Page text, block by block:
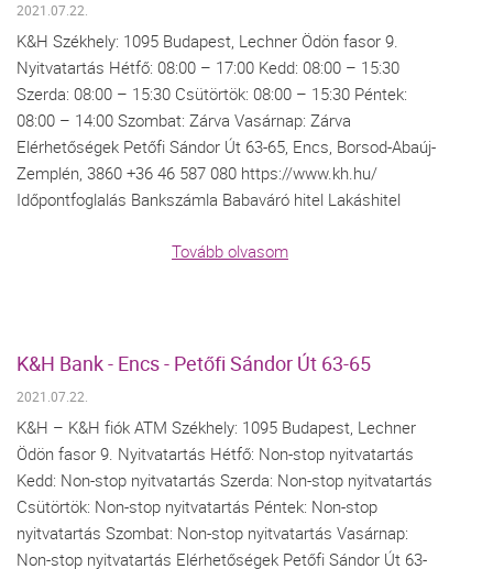
2021.07.22.
K&H Székhely: 1095 Budapest, Lechner Ödön fasor 9.
Nyitvatartás Hétfő: 08:00 – 17:00 Kedd: 08:00 – 15:30
Szerda: 08:00 – 15:30 Csütörtök: 08:00 – 15:30 Péntek:
08:00 – 14:00 Szombat: Zárva Vasárnap: Zárva
Elérhetőségek Petőfi Sándor Út 63-65, Encs, Borsod-Abaúj-
Zemplén, 3860 +36 46 587 080 https://www.kh.hu/
Időpontfoglalás Bankszámla Babaváró hitel Lakáshitel
Tovább olvasom
K&H Bank - Encs - Petőfi Sándor Út 63-65
2021.07.22.
K&H – K&H fiók ATM Székhely: 1095 Budapest, Lechner
Ödön fasor 9. Nyitvatartás Hétfő: Non-stop nyitvatartás
Kedd: Non-stop nyitvatartás Szerda: Non-stop nyitvatartás
Csütörtök: Non-stop nyitvatartás Péntek: Non-stop
nyitvatartás Szombat: Non-stop nyitvatartás Vasárnap:
Non-stop nyitvatartás Elérhetőségek Petőfi Sándor Út 63-